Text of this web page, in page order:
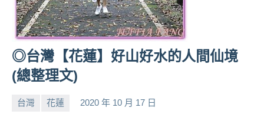
達
人
對
象。
★
◎台灣【花蓮】好山好水的人間仙境
(總整理文)
台灣 花蓮 2020 年 10 月 17 日